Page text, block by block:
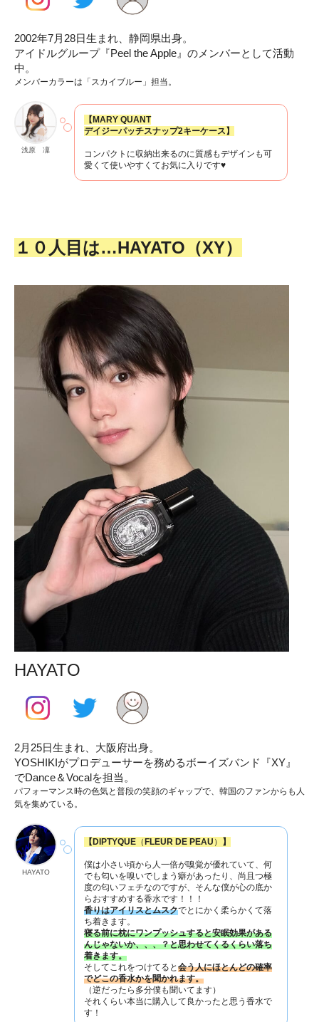
2002年7月28日生まれ、静岡県出身。
アイドルグループ『Peel the Apple』のメンバーとして活動
中。
メンバーカラーは「スカイブルー」担当。
浅原 凜
【MARY QUANT
デイジーパッチスナップ2キーケース】
コンパクトに収納出来るのに質感もデザインも可
愛くて使いやすくてお気に入りです♥
１０人目は…HAYATO（XY）
HAYATO
2月25日生まれ、大阪府出身。
YOSHIKIがプロデューサーを務めるボーイズバンド『XY』
でDance＆Vocalを担当。
パフォーマンス時の⾊気と普段の笑顔のギャップで、韓国のファンからも⼈
気を集めている。
HAYATO
【DIPTYQUE （ FLEUR DE PEAU ） 】
僕は小さい頃から人一倍が嗅覚が優れていて、何
でも匂いを嗅いでしまう癖があったり、尚且つ極
度の匂いフェチなのですが、そんな僕が心の底か
らおすすめする香水です！！！
香りはアイリスとムスクでとにかく柔らかくて落
ち着きます。
寝る前に枕にワンプッシュすると安眠効果がある
んじゃないか、、、？と思わせてくるくらい落ち
着きます。
そしてこれをつけてると会う人にほとんどの確率
でどこの香水かを聞かれます。
（逆だったら多分僕も聞いてます）
それくらい本当に購入して良かったと思う香水で
す！